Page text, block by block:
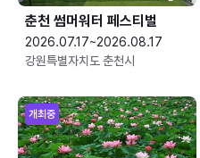
춘천 썸머워터 페스티벌
2026.07.17~2026.08.17
강원특별자치도 춘천시
개최중